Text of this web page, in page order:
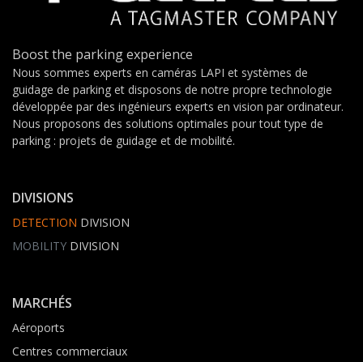
Boost the parking experience
Nous sommes experts en caméras LAPI et systèmes de
guidage de parking et disposons de notre propre technologie
développée par des ingénieurs experts en vision par ordinateur.
Nous proposons des solutions optimales pour tout type de
parking : projets de guidage et de mobilité.
DIVISIONS
DETECTION DIVISION
MOBILITY DIVISION
MARCHÉS
Aéroports
Centres commerciaux